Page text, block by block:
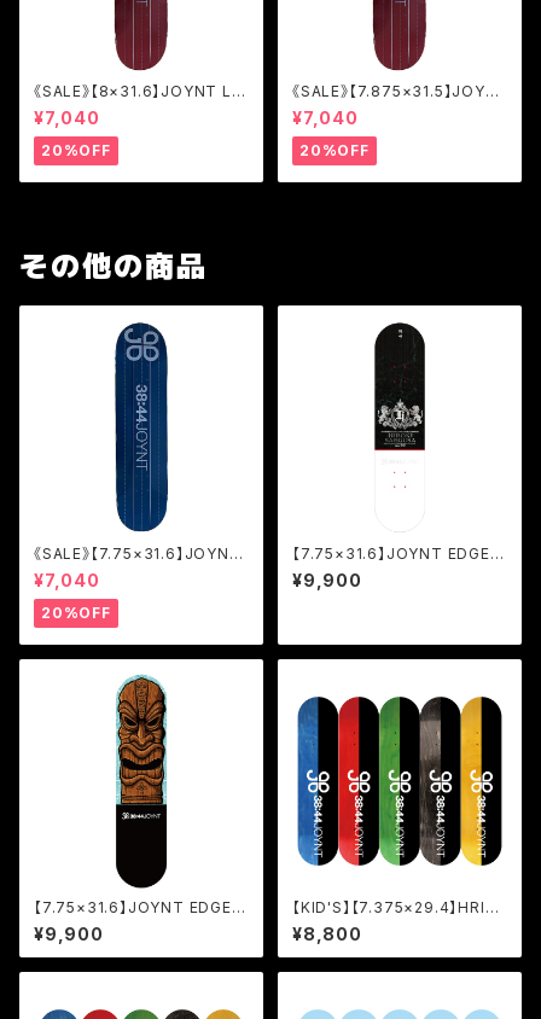
《SALE》【8×31.6】JOYNT LIN
E BURGUNDY/TEAM [JOL2]
¥7,040
20%OFF
《SALE》【7.875×31.5】JOYN
T LINE BURGUNDY/TEAM
[JOL2]
¥7,040
20%OFF
その他の商品
《SALE》【7.75×31.6】JOYNT
LINE NAVY/TEAM [JOL2]
¥7,040
20%OFF
【7.75×31.6】JOYNT EDGE(E
P DECK)/HIROKI SAEGUSA
[JED]
¥9,900
【7.75×31.6】JOYNT EDGE(E
P DECK)/ATSUSHI SATO [J
ED]
¥9,900
【KID'S】【7.375×29.4】HRIZ
¥8,800